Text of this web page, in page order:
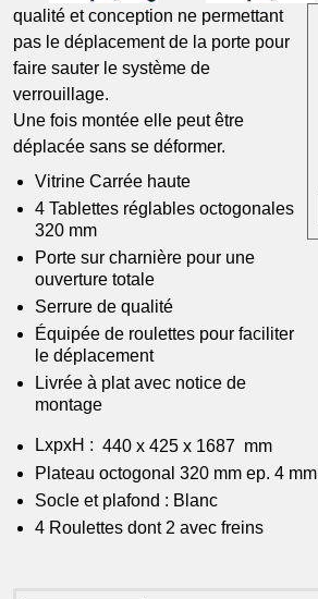
qualité et conception ne permettant
pas le déplacement de la porte pour
faire sauter le système de
verrouillage.
Une fois montée elle peut être
déplacée sans se déformer.
Vitrine Carrée haute
4 Tablettes réglables octogonales
320 mm
Porte sur charnière pour une
ouverture totale
Serrure de qualité
Équipée de roulettes pour faciliter
le déplacement
Livrée à plat avec notice de
montage
LxpxH : 440 x 425 x 1687 mm
Plateau octogonal 320 mm ep. 4 mm
Socle et plafond : Blanc
4 Roulettes dont 2 avec freins